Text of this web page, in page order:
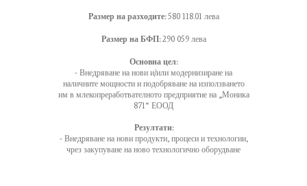
Размер на разходите:580 118.01 лева
Размер на БФП:290 059 лева
Основна цел:
- Внедряване на нови и/или модернизиране на
наличните мощности и подобряване на използването
им в млекопреработвателното предприятие на „Моника
871“ ЕООД
Резултати:
- Внедряване на нови продукти, процеси и технологии,
чрез закупуване на ново технологично оборудване